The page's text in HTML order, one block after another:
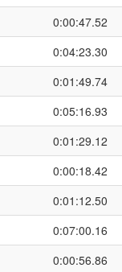
0:00:47.52
0:04:23.30
0:01:49.74
0:05:16.93
0:01:29.12
0:00:18.42
0:01:12.50
0:07:00.16
0:00:56.86